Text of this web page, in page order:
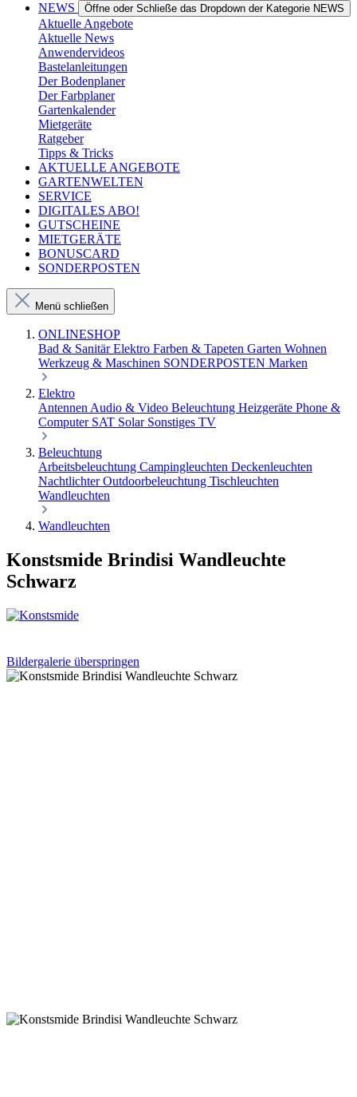
NEWS
Öffne oder Schließe das Dropdown der Kategorie NEWS
Aktuelle Angebote
Aktuelle News
Anwendervideos
Bastelanleitungen
Der Bodenplaner
Der Farbplaner
Gartenkalender
Mietgeräte
Ratgeber
Tipps & Tricks
AKTUELLE ANGEBOTE
GARTENWELTEN
SERVICE
DIGITALES ABO!
GUTSCHEINE
MIETGERÄTE
BONUSCARD
SONDERPOSTEN
Menü schließen
ONLINESHOP
Bad & SanitärElektro Farben & Tapeten Garten Wohnen
Werkzeug & Maschinen SONDERPOSTEN Marken
Elektro
Antennen Audio & Video Beleuchtung Heizgeräte Phone &
Computer SAT Solar Sonstiges TV
Beleuchtung
Arbeitsbeleuchtung Campingleuchten Deckenleuchten
NachtlichterOutdoorbeleuchtung Tischleuchten
Wandleuchten
Wandleuchten
Konstsmide Brindisi Wandleuchte
Schwarz
Bildergalerie überspringen